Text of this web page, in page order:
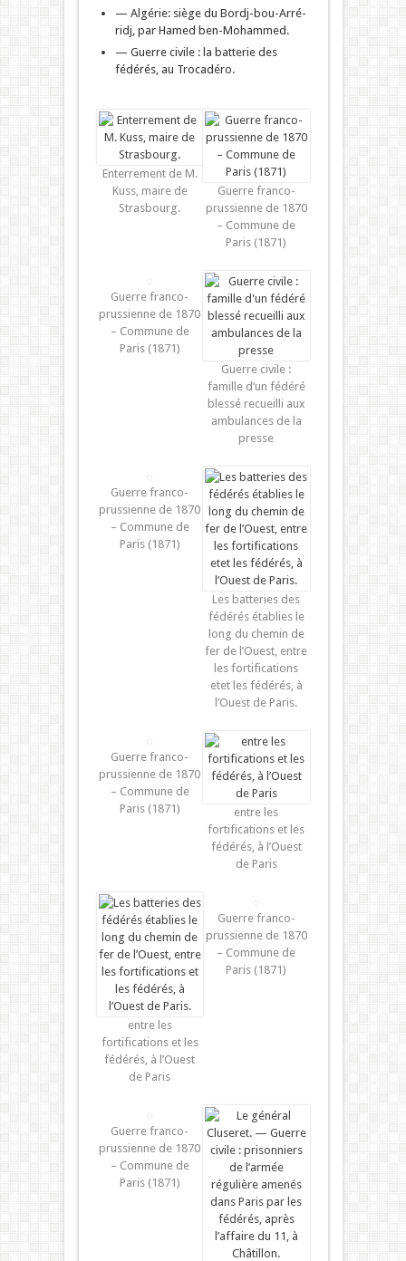
— Algérie: siège du Bordj-bou-Arré-
ridj, par Hamed ben-Mohammed.
— Guerre civile : la batterie des
fédérés, au Trocadéro.
Enterrement de M.
Kuss, maire de
Strasbourg.
Guerre franco-
prussienne de 1870
– Commune de
Paris (1871)
Guerre franco-
prussienne de 1870
– Commune de
Paris (1871)
Guerre civile :
famille d’un fédéré
blessé recueilli aux
ambulances de la
presse
Guerre franco-
prussienne de 1870
– Commune de
Paris (1871)
Les batteries des
fédérés établies le
long du chemin de
fer de l’Ouest, entre
les fortifications
etet les fédérés, à
l’Ouest de Paris.
Guerre franco-
prussienne de 1870
– Commune de
Paris (1871)
entre les
fortifications et les
fédérés, à l’Ouest
de Paris
entre les
fortifications et les
fédérés, à l’Ouest
de Paris
Guerre franco-
prussienne de 1870
– Commune de
Paris (1871)
Guerre franco-
prussienne de 1870
– Commune de
Paris (1871)